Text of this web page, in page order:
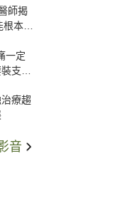
師揭
本沒
一定
支
選擇
療趨
音